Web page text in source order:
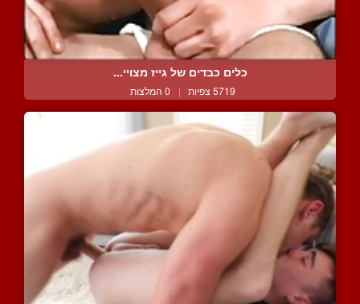
כלים כבדים של גייז מצויי...
5719 צפיות | 0 המלצות